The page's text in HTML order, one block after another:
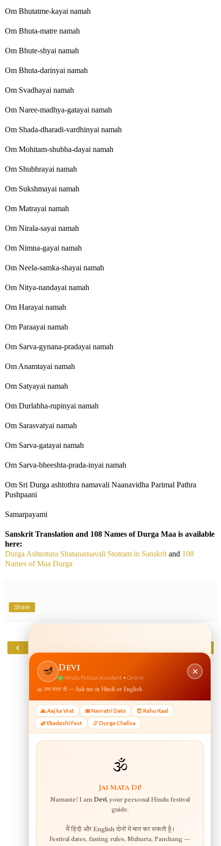
Om Bhutatme-kayai namah
Om Bhuta-matre namah
Om Bhute-shyai namah
Om Bhuta-darinyai namah
Om Svadhayai namah
Om Naree-madhya-gatayai namah
Om Shada-dharadi-vardhinyai namah
Om Mohitam-shubha-dayai namah
Om Shubhrayai namah
Om Sukshmayai namah
Om Matrayai namah
Om Nirala-sayai namah
Om Nimna-gayai namah
Om Neela-samka-shayai namah
Om Nitya-nandayai namah
Om Harayai namah
Om Paraayai namah
Om Sarva-gynana-pradayai namah
Om Anamtayai namah
Om Satyayai namah
Om Durlabha-rupinyai namah
Om Sarasvatyai namah
Om Sarva-gatayai namah
Om Sarva-bheeshta-prada-inyai namah
Om Sri Durga ashtothra namavali Naanavidha Parimal Pathra
Pushpaani
Samarpayami
Sanskrit Translation and 108 Names of Durga Maa is available
here:
Durga Ashtottara Shatanamavali Stotram in Sanskrit and 108
Names of Maa Durga
Share
‹